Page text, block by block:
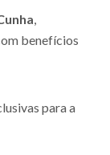
,
benefícios
para a